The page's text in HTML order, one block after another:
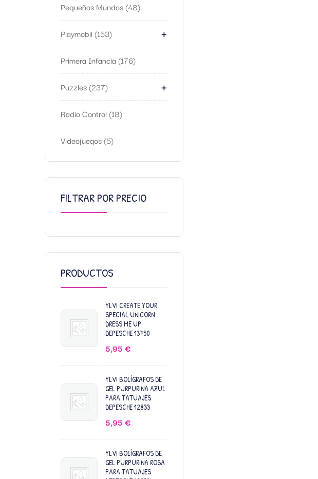
Pequeños Mundos 48
Playmobil 153 +
Primera Infancia 176
Puzzles 237 +
Radio Control 18
Videojuegos 5
FILTRAR POR PRECIO
PRODUCTOS
YLVI CREATE YOUR
SPECIAL UNICORN
DRESS ME UP
DEPESCHE 13750
5,95 €
YLVI BOLÍGRAFOS DE
GEL PURPURINA AZUL
PARA TATUAJES
DEPESCHE 12833
5,95 €
YLVI BOLÍGRAFOS DE
GEL PURPURINA ROSA
PARA TATUAJES